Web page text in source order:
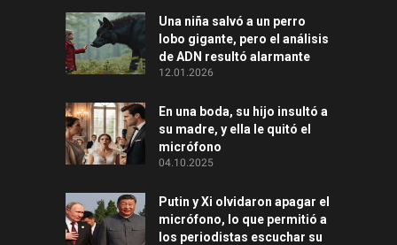
Una niña salvó a un perro
lobo gigante, pero el análisis
de ADN resultó alarmante
12.01.2026
En una boda, su hijo insultó a
su madre, y ella le quitó el
micrófono
04.10.2025
Putin y Xi olvidaron apagar el
micrófono, lo que permitió a
los periodistas escuchar su